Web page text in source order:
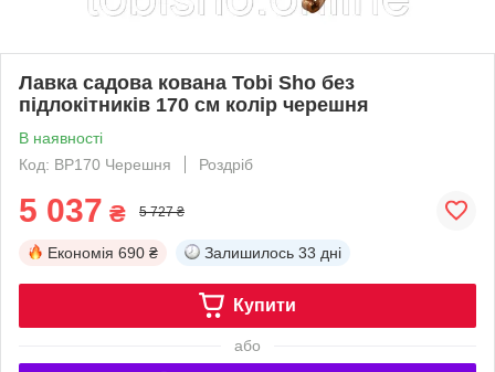
Лавка садова кована Tobi Sho без
підлокітників 170 см колір черешня
В наявності
Код: BP170 Черешня
Роздріб
5 037 ₴ 5 727 ₴
Економія 690 ₴ Залишилось 33 дні
Купити
або